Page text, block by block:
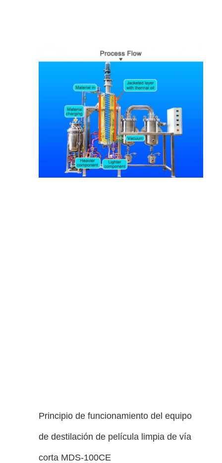
Principio de funcionamiento del equipo
de destilación de película limpia de vía
corta MDS-100CE